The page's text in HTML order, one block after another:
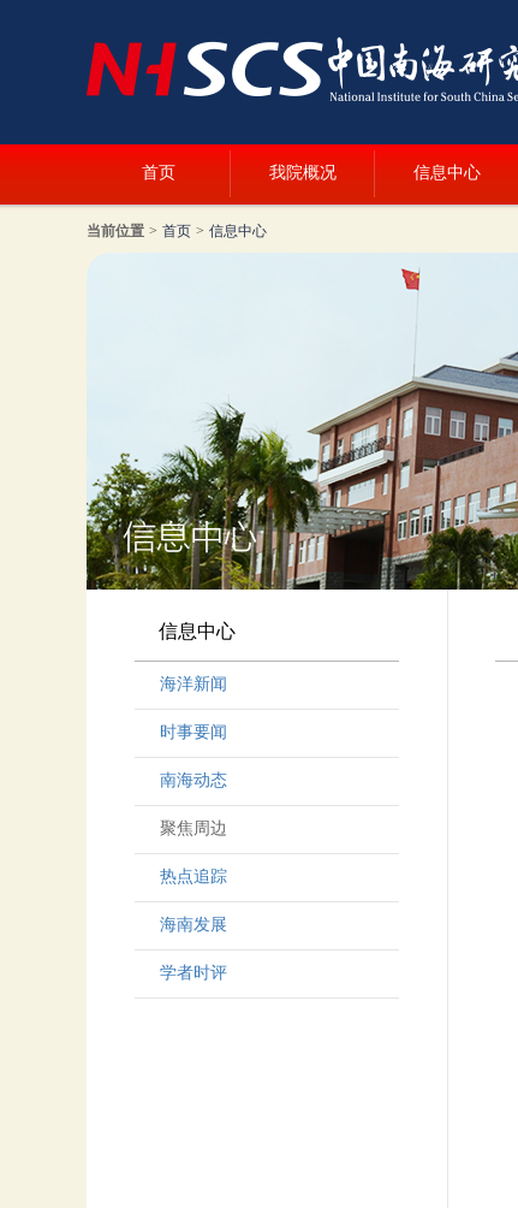
首页 我院概况 信息中心
当前位置 > 首页 > 信息中心
信息中心
海洋新闻
时事要闻
南海动态
聚焦周边
热点追踪
海南发展
学者时评